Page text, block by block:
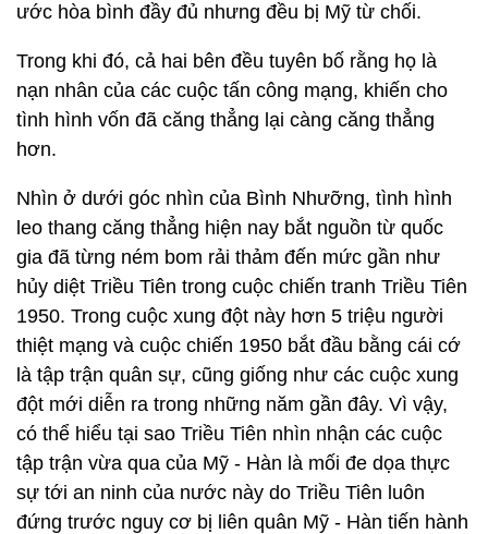
ước hòa bình đầy đủ nhưng đều bị Mỹ từ chối.
Trong khi đó, cả hai bên đều tuyên bố rằng họ là
nạn nhân của các cuộc tấn công mạng, khiến cho
tình hình vốn đã căng thẳng lại càng căng thẳng
hơn.
Nhìn ở dưới góc nhìn của Bình Nhưỡng, tình hình
leo thang căng thẳng hiện nay bắt nguồn từ quốc
gia đã từng ném bom rải thảm đến mức gần như
hủy diệt Triều Tiên trong cuộc chiến tranh Triều Tiên
1950. Trong cuộc xung đột này hơn 5 triệu người
thiệt mạng và cuộc chiến 1950 bắt đầu bằng cái cớ
là tập trận quân sự, cũng giống như các cuộc xung
đột mới diễn ra trong những năm gần đây. Vì vậy,
có thể hiểu tại sao Triều Tiên nhìn nhận các cuộc
tập trận vừa qua của Mỹ - Hàn là mối đe dọa thực
sự tới an ninh của nước này do Triều Tiên luôn
đứng trước nguy cơ bị liên quân Mỹ - Hàn tiến hành